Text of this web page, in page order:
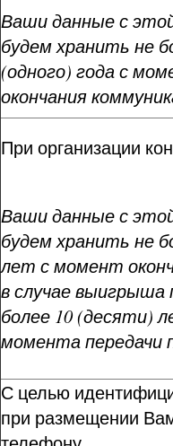
Ваши данные с
будем хранить не
(одного) года с
окончания
При организации
Ваши данные с
будем хранить не
лет с момент
в случае выигрыша
более 10 (десяти)
момента передачи
С целью
при размещении